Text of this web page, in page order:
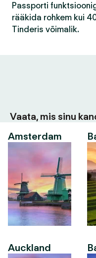
Passporti
rääkida rohkem kui
Tinderis võimalik.
Vaata, mis sinu
Amsterdam
Auckland